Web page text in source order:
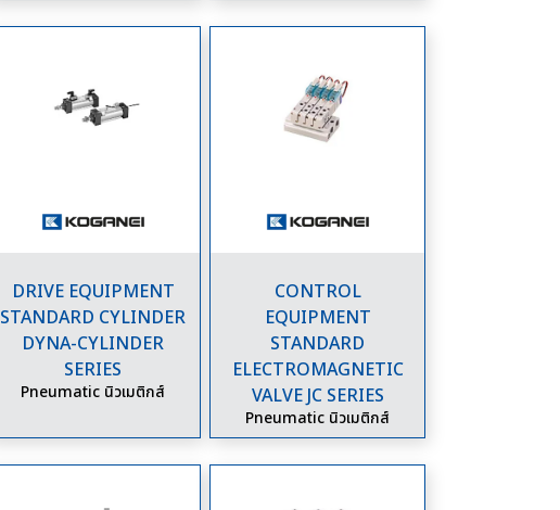
DRIVE EQUIPMENT
STANDARD CYLINDER
DYNA-CYLINDER
SERIES
Pneumatic นิวเมติกส์
CONTROL
EQUIPMENT
STANDARD
ELECTROMAGNETIC
VALVE JC SERIES
Pneumatic นิวเมติกส์